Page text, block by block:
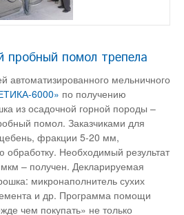
пробный помол трепела
автоматизированного мельничного
6000» по получению
из осадочной горной породы –
помол. Заказчиками для
фракции 5-20 мм,
Необходимый результат
– получен. Декларируемая
микронаполнитель сухих
и др. Программа помощи
чем покупать» не только